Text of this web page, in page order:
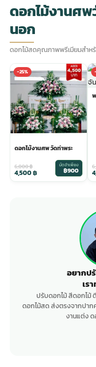
ดอกไม้งานศ
นอก
ดอกไม้สดคุณภาพพรีเมียมสำห
-25%
ดอกไม้งานศพ วัดท่าพระ
6,000฿
4,500฿
มัดจำเพียง
฿900
อยากป
เร
ปรับดอกไม้ สีดอกไม้
ดอกไม้สด ส่งตรงจากปาก
งานแต่ง ด